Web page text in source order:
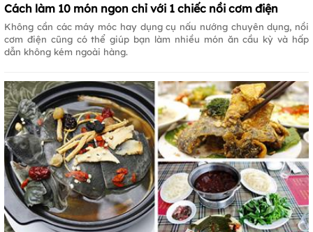
Cách làm 10 món ngon chỉ với 1 chiếc nồi cơm điện
Không cần các máy móc hay dụng cụ nấu nướng chuyên dụng, nồi
cơm điện cũng có thể giúp bạn làm nhiều món ăn cầu kỳ và hấp
dẫn không kém ngoài hàng.